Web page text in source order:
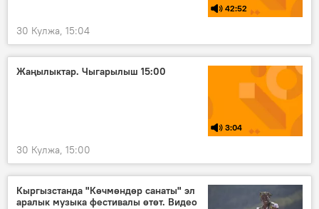
42:52
30 Кулжа, 15:04
Жаңылыктар. Чыгарылыш 15:00
3:04
30 Кулжа, 15:00
Кыргызстанда "Көчмөндөр санаты" эл
аралык музыка фестивалы өтөт. Видео